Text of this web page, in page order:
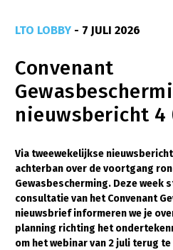
Goed eten
Mooi groen
Sterk ondernemerschap
Transitiepaden
Thema’s
Gezonde planten
Gezonde dieren
LTO LOBBY - 7 JULI 2026
Convenant
nieuwsbericht 4
Via tweewekelijkse
achterban over de voortgang
Gewasbescherming. Deze week
consultatie van het Convenant
nieuwsbrief informeren we je
planning richting het
om het webinar van 2 juli terug